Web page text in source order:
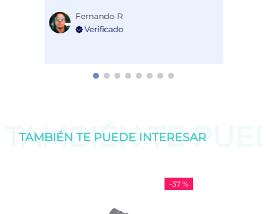
Fernando R
TAMBIÉN TE
TAMBIÉN TE PUEDE INTERESAR
-37 %